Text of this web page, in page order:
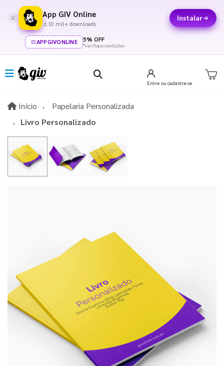
App GIV Online
10 mil+ downloads
Instalar
APPGIVONLINE 5% OFF
*verifique condições
Entre ou cadastre-se
Início InícioPapelaria Personalizada
Livro Personalizado